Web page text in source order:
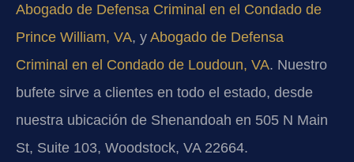
Abogado de Defensa Criminal en el Condado de
Prince William, VA, y Abogado de Defensa
Criminal en el Condado de Loudoun, VA. Nuestro
bufete sirve a clientes en todo el estado, desde
nuestra ubicación de Shenandoah en 505 N Main
St, Suite 103, Woodstock, VA 22664.